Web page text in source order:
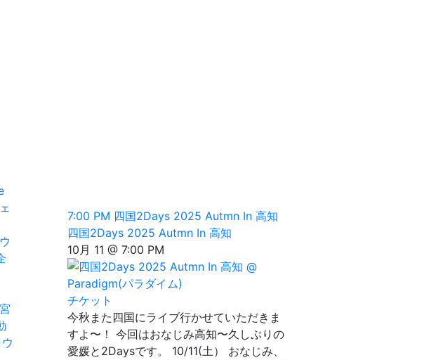
7:00 PM 四国2Days 2025 Autmn In 高知
四国2Days 2025 Autmn In 高知
10月 11 @ 7:00 PM
チケット
今秋また四国にライブ行かせていただきま
すよ〜！ 今回はおなじみ高知〜久しぶりの
愛媛と2Daysです。 10/11(土） おなじみ、